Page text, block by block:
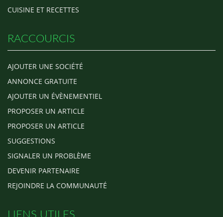
CUISINE ET RECETTES
RACCOURCIS
AJOUTER UNE SOCIÉTÉ
ANNONCE GRATUITE
AJOUTER UN ÉVÈNEMENTIEL
PROPOSER UN ARTICLE
PROPOSER UN ARTICLE
SUGGESTIONS
SIGNALER UN PROBLÈME
DEVENIR PARTENAIRE
REJOINDRE LA COMMUNAUTÉ
LIENS UTILES